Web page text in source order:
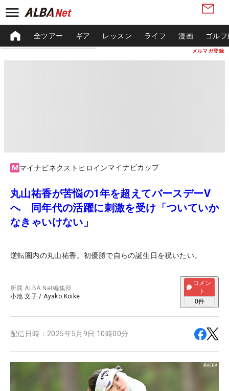
メルマガ登録
全ツアー ギア レッスン ライフ 漫画 ゴル
マイナビネクストヒロインマイナビカップ
丸山祐香が苦悩の1年を超えてバースデーV
へ 同年代の活躍に刺激を受け「ついていか
なきゃいけない」
逆転圏内の丸山祐香。初優勝で自らの誕生日を祝いたい。
所属ALBA Net編集部
小池 文子 /Ayako Koike
コメン
ト
0件
配信日時： 2025年5月9日 10時00分